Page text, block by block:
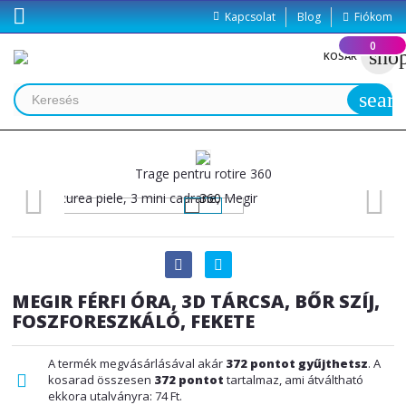
 Kapcsolat Blog Fiókom
KOSÁR
0
Trage pentru rotire 360
MEGIR FÉRFI ÓRA, 3D TÁRCSA, BŐR SZÍJ,
FOSZFORESZKÁLÓ, FEKETE
A termék megvásárlásával akár 372 pontot gyűjthetsz. A
kosarad összesen 372 pontot tartalmaz, ami átváltható
ekkora utalványra: 74 Ft.